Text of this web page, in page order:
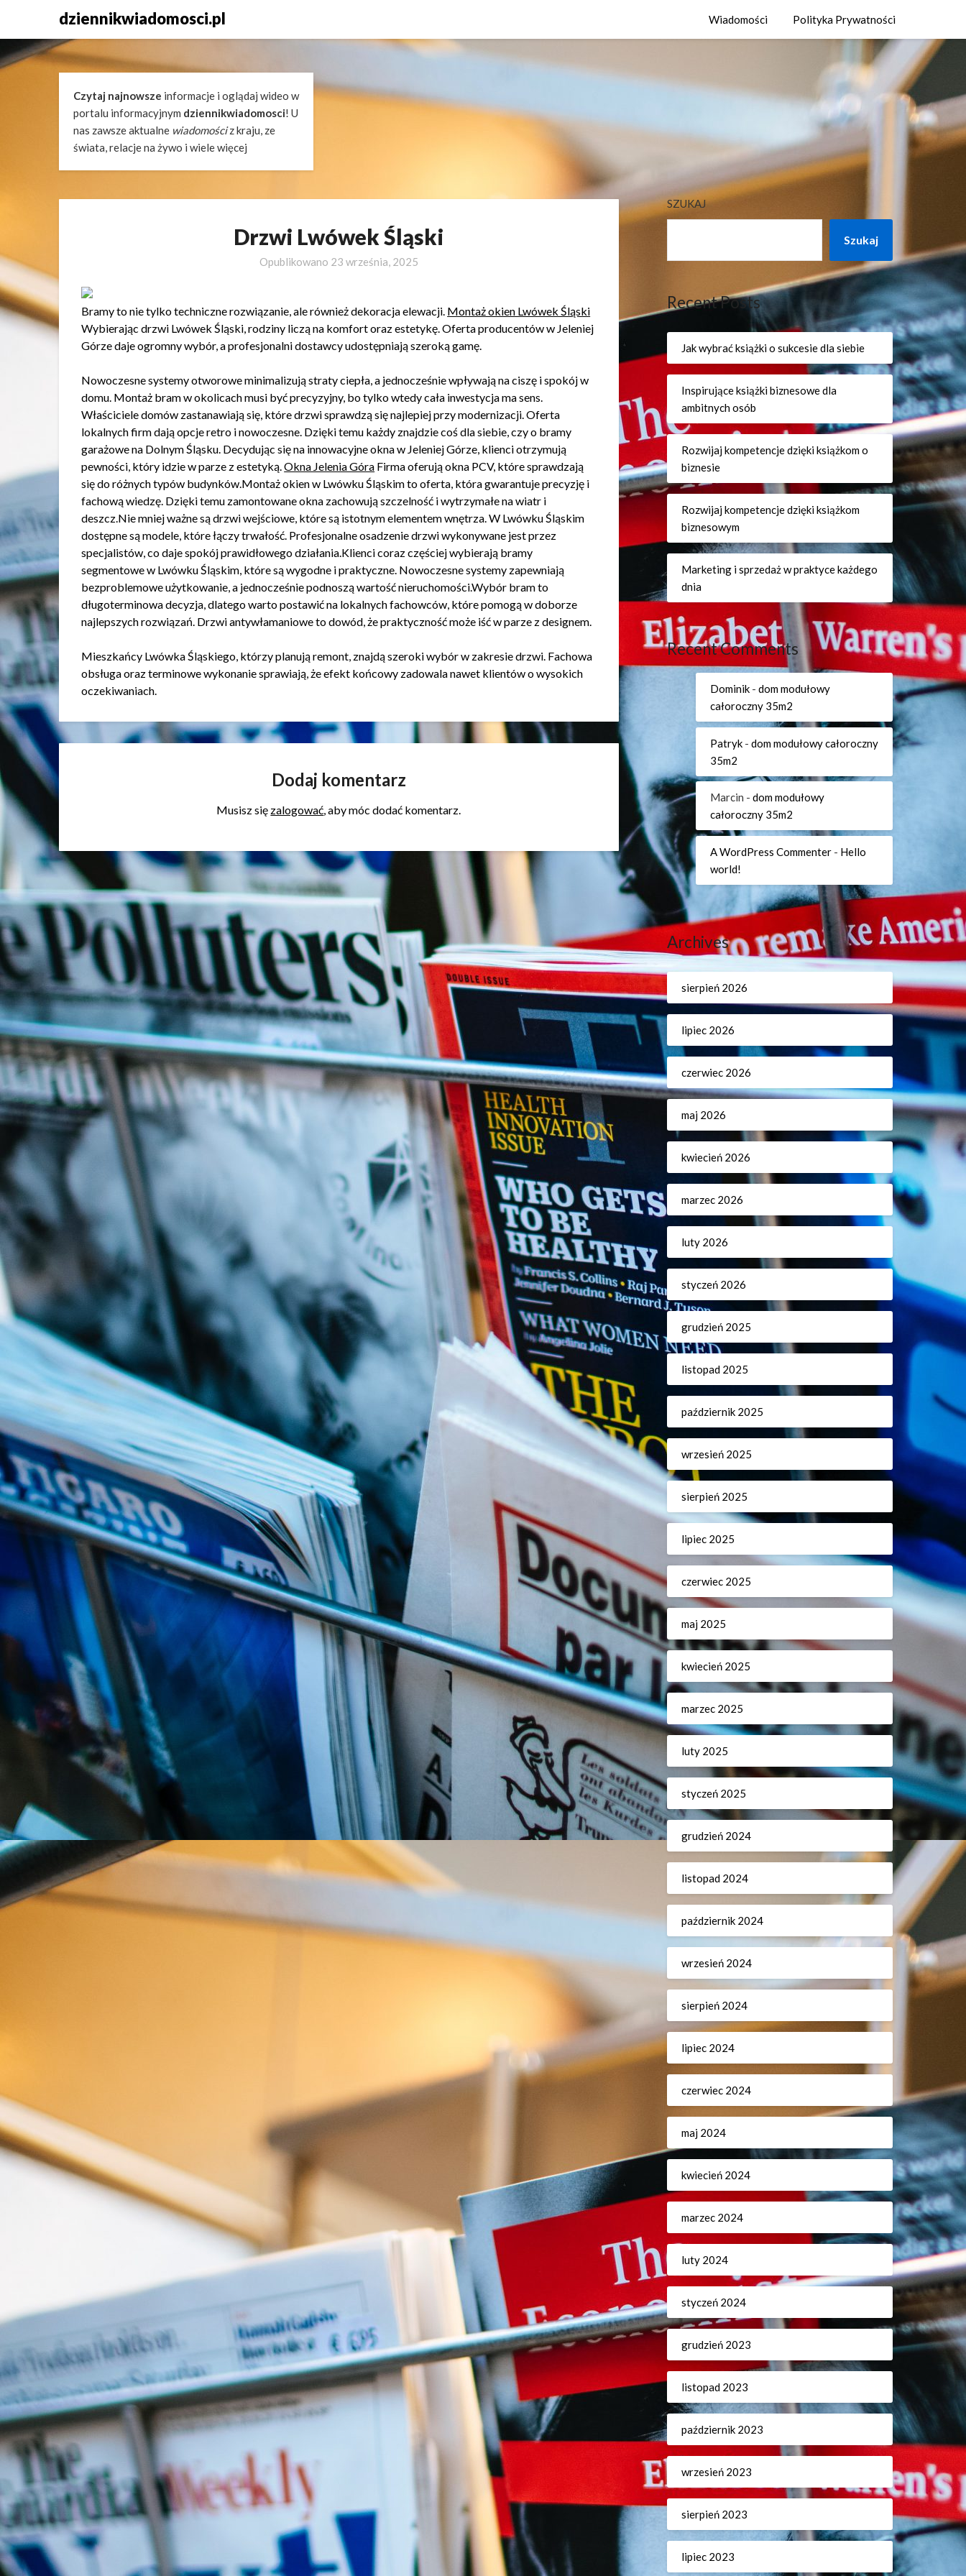
content
dziennikwiadomosci.pl Wiadomości Polityka Prywatności
Czytaj najnowsze informacje i oglądaj wideo w
portalu informacyjnym dziennikwiadomosci! U
nas zawsze aktualne wiadomościz kraju, ze
świata, relacje na żywo i wiele więcej
Drzwi Lwówek Śląski
Opublikowano 23 września, 2025
Bramy to nie tylko techniczne rozwiązanie, ale również dekoracja elewacji. Montaż okien Lwówek Śląski
Wybierając drzwi Lwówek Śląski, rodziny liczą na komfort oraz estetykę. Oferta producentów w Jeleniej
Górze daje ogromny wybór, a profesjonalni dostawcy udostępniają szeroką gamę.
Nowoczesne systemy otworowe minimalizują straty ciepła, a jednocześnie wpływają na ciszę i spokój w
domu. Montaż bram w okolicach musi być precyzyjny, bo tylko wtedy cała inwestycja ma sens.
Właściciele domów zastanawiają się, które drzwi sprawdzą się najlepiej przy modernizacji. Oferta
lokalnych firm dają opcje retro i nowoczesne. Dzięki temu każdy znajdzie coś dla siebie, czy o bramy
garażowe na Dolnym Śląsku. Decydując się na innowacyjne okna w Jeleniej Górze, klienci otrzymują
pewności, który idzie w parze z estetyką.Okna Jelenia Góra Firma oferują okna PCV, które sprawdzają
się do różnych typów budynków.Montaż okien w Lwówku Śląskim to oferta, która gwarantuje precyzję i
fachową wiedzę. Dzięki temu zamontowane okna zachowują szczelność i wytrzymałe na wiatr i
deszcz.Nie mniej ważne są drzwi wejściowe, które są istotnym elementem wnętrza. W Lwówku Śląskim
dostępne są modele, które łączy trwałość. Profesjonalne osadzenie drzwi wykonywane jest przez
specjalistów, co daje spokój prawidłowego działania.Klienci coraz częściej wybierają bramy
segmentowe w Lwówku Śląskim, które są wygodne i praktyczne. Nowoczesne systemy zapewniają
bezproblemowe użytkowanie, a jednocześnie podnoszą wartość nieruchomości.Wybór bram to
długoterminowa decyzja, dlatego warto postawić na lokalnych fachowców, które pomogą w doborze
najlepszych rozwiązań. Drzwi antywłamaniowe to dowód, że praktyczność może iść w parze z designem.
Mieszkańcy Lwówka Śląskiego, którzy planują remont, znajdą szeroki wybór w zakresie drzwi. Fachowa
obsługa oraz terminowe wykonanie sprawiają, że efekt końcowy zadowala nawet klientów o wysokich
oczekiwaniach.
Dodaj komentarz
Musisz się zalogować, aby móc dodać komentarz.
SZUKAJ
Szukaj
Recent Posts
Jak wybrać książki o sukcesie dla siebie
Inspirujące książki biznesowe dla
ambitnych osób
Rozwijaj kompetencje dzięki książkom o
biznesie
Rozwijaj kompetencje dzięki książkom
biznesowym
Marketing i sprzedaż w praktyce każdego
dnia
Recent Comments
Dominik- dom modułowy
całoroczny 35m2
Patryk- dom modułowy całoroczny
35m2
Marcin - dom modułowy
całoroczny 35m2
A WordPress Commenter- Hello
world!
Archives
sierpień 2026
lipiec 2026
czerwiec 2026
maj 2026
kwiecień 2026
marzec 2026
luty 2026
styczeń 2026
grudzień 2025
listopad 2025
październik 2025
wrzesień 2025
sierpień 2025
lipiec 2025
czerwiec 2025
maj 2025
kwiecień 2025
marzec 2025
luty 2025
styczeń 2025
grudzień 2024
listopad 2024
październik 2024
wrzesień 2024
sierpień 2024
lipiec 2024
czerwiec 2024
maj 2024
kwiecień 2024
marzec 2024
luty 2024
styczeń 2024
grudzień 2023
listopad 2023
październik 2023
wrzesień 2023
sierpień 2023
lipiec 2023